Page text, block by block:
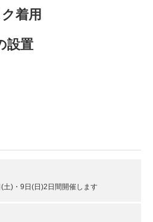
着用
設置
土)・9日(日)2日間開催します